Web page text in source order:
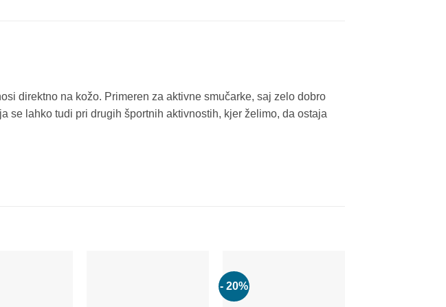
direktno na kožo. Primeren za aktivne smučarke, saj zelo dobro
se lahko tudi pri drugih športnih aktivnostih, kjer želimo, da ostaja
- 20%